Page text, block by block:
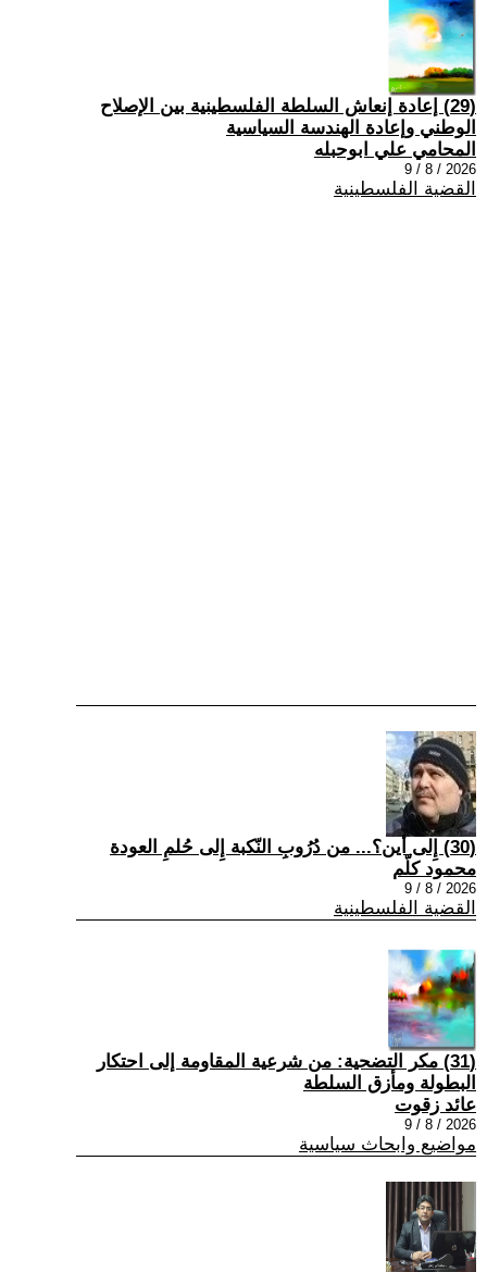
(29) إعادة إنعاش السلطة الفلسطينية بين الإصلاح
الوطني وإعادة الهندسة السياسية
المحامي علي ابوحبله
2026 / 8 / 9
القضية الفلسطينية
(30) إِلى أين؟... من دُرُوبِ النّكبة إِلى حُلمِ العودة
محمود كلّم
2026 / 8 / 9
القضية الفلسطينية
(31) مكر التضحية: من شرعية المقاومة إلى احتكار
البطولة ومأزق السلطة
عائد زقوت
2026 / 8 / 9
مواضيع وابحاث سياسية